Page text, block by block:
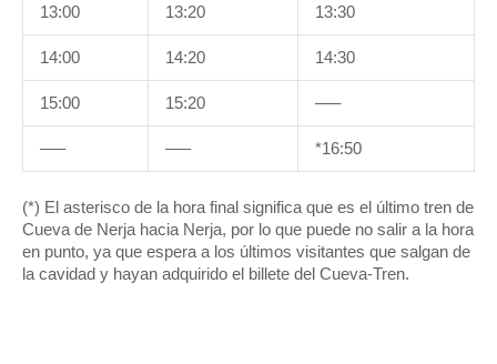
13:00 13:20 13:30
14:00 14:20 14:30
15:00 15:20 —–
—– —– *16:50
(*) El asterisco de la hora final significa que es el último tren de
Cueva de Nerja hacia Nerja, por lo que puede no salir a la hora
en punto, ya que espera a los últimos visitantes que salgan de
la cavidad y hayan adquirido el billete del Cueva-Tren.